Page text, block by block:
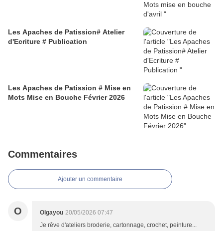
Les Apaches de Patission# Atelier
d'Ecriture # Publication
Les Apaches de Patission # Mise en
Mots Mise en Bouche Février 2026
Commentaires
Ajouter un commentaire
O Olgayou 20/05/2026 07:47
Je rêve d'ateliers broderie, cartonnage, crochet, peinture...